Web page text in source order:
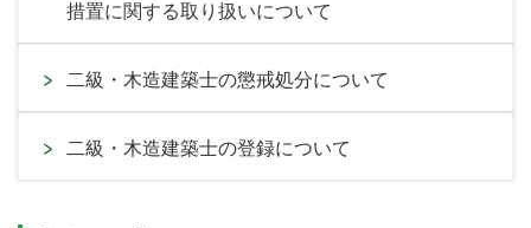
措置に関する取り扱いについて
二級・木造建築士の懲戒処分について
二級・木造建築士の登録について